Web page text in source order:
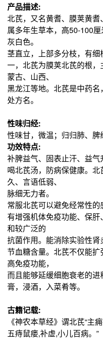
产品描述:
北芪，又名黄耆、膜荚黄
属多年生草本，高50-100
灰白色。
茎直立，上部多分枝，有
一，北芪为膜荚北芪的根
蒙古、山西、
黑龙江等地。北芪是中药
处方名。
性味归经:
性味甘，微温；归归肺、脾
功效特点:
补脾益气、固表止汗、益
喝北芪汤，防病保健康。
久、言语低弱、
脉细无力者。
常服北芪可以避免经常性
有增强机体免疫功能、保
和较广泛的
抗菌作用。能消除实验性
节血糖含量。北芪不仅能
高免疫功能，
而且能够延缓细胞衰老的
膏，浸酒，入菜肴等。
古籍记载:
《神农本草经》谓北芪“主
五痔鼠瘘,补虚,小儿百病。”